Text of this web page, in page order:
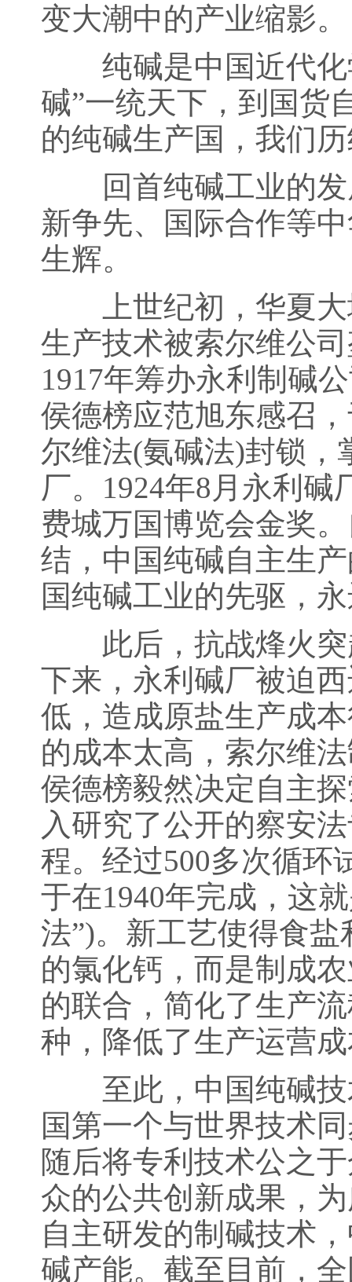
变大潮中的产业缩影。
纯碱是中国近代化
碱”一统天下，到国货
的纯碱生产国，我们
回首纯碱工业的发
新争先、国际合作等
生辉。
上世纪初，华夏大
生产技术被索尔维公
1917年筹办永利制碱
侯德榜应范旭东感召
尔维法(氨碱法)封锁，
厂。1924年8月永利碱
费城万国博览会金奖
结，中国纯碱自主生
国纯碱工业的先驱，
此后，抗战烽火突
下来，永利碱厂被迫
低，造成原盐生产成
的成本太高，索尔维
侯德榜毅然决定自主
入研究了公开的察安
程。经过500多次循环
于在1940年完成，这
法”)。新工艺使得食
的氯化钙，而是制成
的联合，简化了生产
种，降低了生产运营
至此，中国纯碱技
国第一个与世界技术
随后将专利技术公之
众的公共创新成果，
自主研发的制碱技术
碱产能。截至目前，